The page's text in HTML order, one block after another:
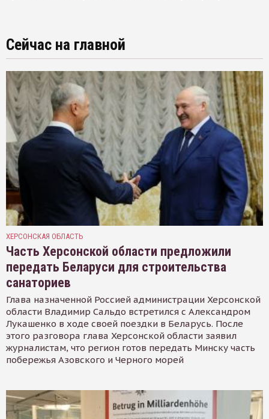
Сейчас на главной
ХЕРСОНСКАЯ ОБЛАСТЬ
Часть Херсонской области предложили
передать Беларуси для строительства
санаториев
Глава назначенной Россией администрации Херсонской
области Владимир Сальдо встретился с Александром
Лукашенко в ходе своей поездки в Беларусь. После
этого разговора глава Херсонской области заявил
журналистам, что регион готов передать Минску часть
побережья Азовского и Черного морей